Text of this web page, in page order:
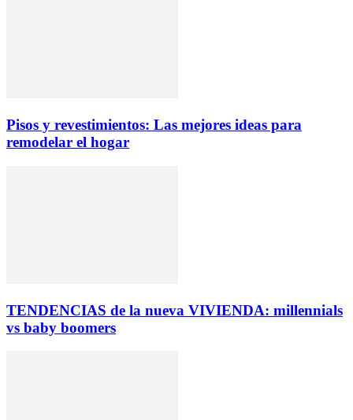
Pisos y revestimientos: Las mejores ideas para
remodelar el hogar
TENDENCIAS de la nueva VIVIENDA: millennials
vs baby boomers